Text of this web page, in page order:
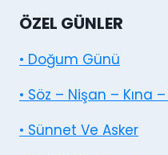
ÖZEL GÜNLER
• Doğum Günü
• Söz – Nişan – Kına
• Sünnet Ve Asker